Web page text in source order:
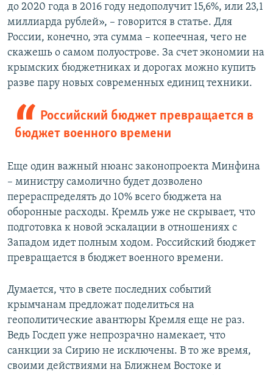
до 2020 года в 2016 году недополучит 15,6%, или 23,1
миллиарда рублей», – говорится в статье. Для
России, конечно, эта сумма – копеечная, чего не
скажешь о самом полуострове. За счет экономии на
крымских бюджетниках и дорогах можно купить
разве пару новых современных единиц техники.
Российский бюджет превращается в
бюджет военного времени
Еще один важный нюанс законопроекта Минфина
– министру самолично будет дозволено
перераспределять до 10% всего бюджета на
оборонные расходы. Кремль уже не скрывает, что
подготовка к новой эскалации в отношениях с
Западом идет полным ходом. Российский бюджет
превращается в бюджет военного времени.
Думается, что в свете последних событий
крымчанам предложат поделиться на
геополитические авантюры Кремля еще не раз.
Ведь Госдеп уже непрозрачно намекает, что
санкции за Сирию не исключены. В то же время,
своими действиями на Ближнем Востоке и